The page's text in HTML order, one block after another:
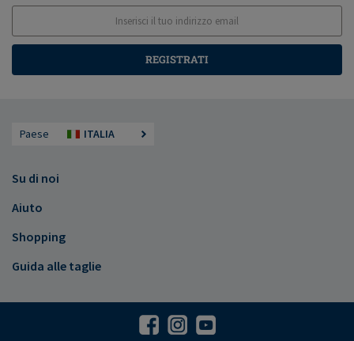
REGISTRATI
Paese ITALIA
Su di noi
Aiuto
Shopping
Guida alle taglie